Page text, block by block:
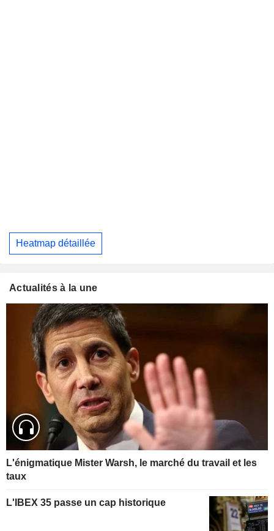
Heatmap détaillée
Actualités à la une
L'énigmatique Mister Warsh, le marché du travail et les
taux
L'IBEX 35 passe un cap historique